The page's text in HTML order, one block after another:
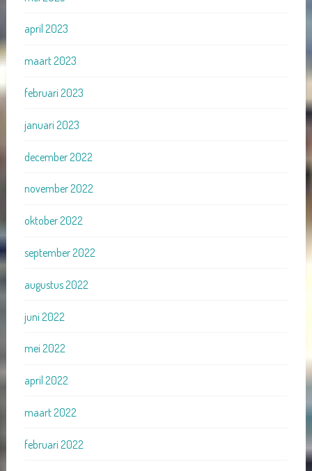
april 2023
maart 2023
februari 2023
januari 2023
december 2022
november 2022
oktober 2022
september 2022
augustus 2022
juni 2022
mei 2022
april 2022
maart 2022
februari 2022